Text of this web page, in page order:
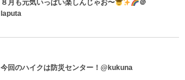
８月も元気いっぱい楽しんじゃお〜
＠
laputa
今回のハイクは防災センター！@kukuna